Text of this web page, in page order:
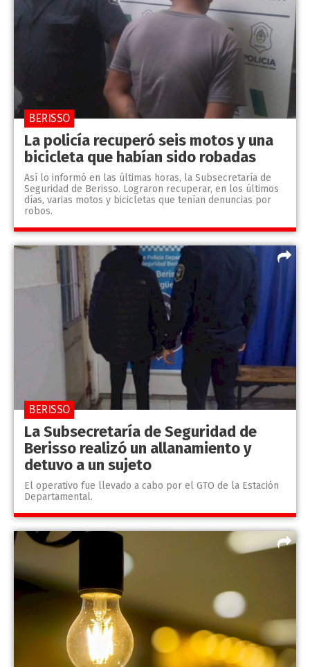
La policía recuperó seis motos y una
bicicleta que habían sido robadas
Así lo informó en las últimas horas, la Subsecretaría de
Seguridad de Berisso. Lograron recuperar, en los últimos
días, varias motos y bicicletas que tenían denuncias por
robos.
BERISSO
La Subsecretaría de Seguridad de
Berisso realizó un allanamiento y
detuvo a un sujeto
El operativo fue llevado a cabo por el GTO de la Estación
Departamental.
BERISSO